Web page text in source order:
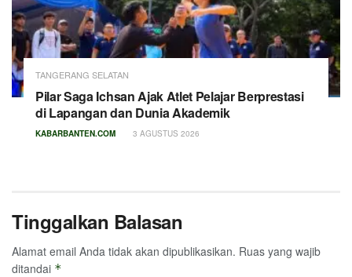
TANGERANG SELATAN
Pilar Saga Ichsan Ajak Atlet Pelajar Berprestasi
di Lapangan dan Dunia Akademik
KABARBANTEN.COM 3 AGUSTUS 2026
Tinggalkan Balasan
Alamat email Anda tidak akan dipublikasikan. Ruas yang wajib
ditandai *